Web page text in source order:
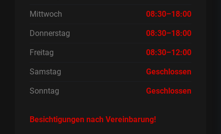
Mittwoch 08:30–18:00
Donnerstag 08:30–18:00
Freitag 08:30–12:00
Samstag Geschlossen
Sonntag Geschlossen
Besichtigungen nach Vereinbarung!